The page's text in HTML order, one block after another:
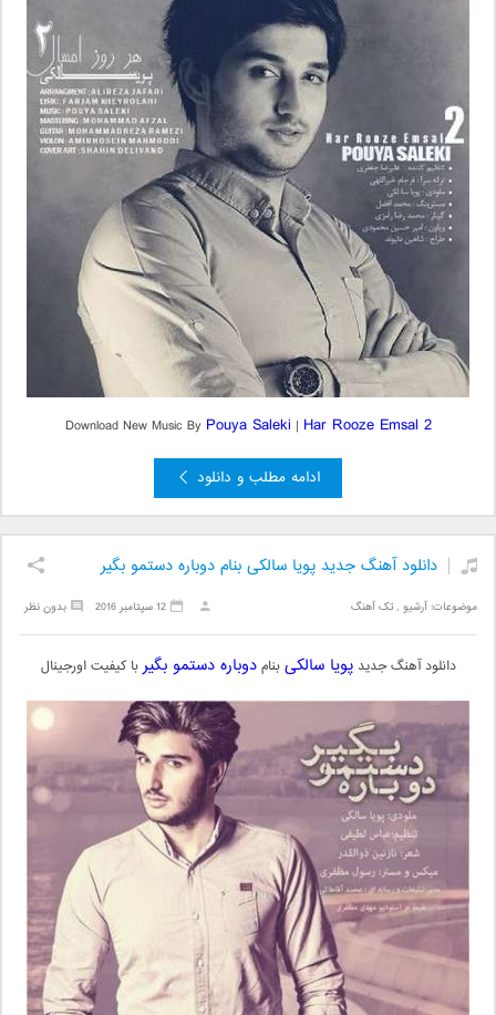
Download New Music By Pouya Saleki | Har Rooze Emsal 2
ادامه مطلب و دانلود
دانلود آهنگ جدید پویا سالکی بنام دوباره دستمو بگیر
موضوعات:آرشیو ,تک آهنگ بدون نظر 12 سپتامبر 2016
دانلود آهنگ جدیدپویا سالکیبنامدوباره دستمو بگیربا کیفیت اورجینال